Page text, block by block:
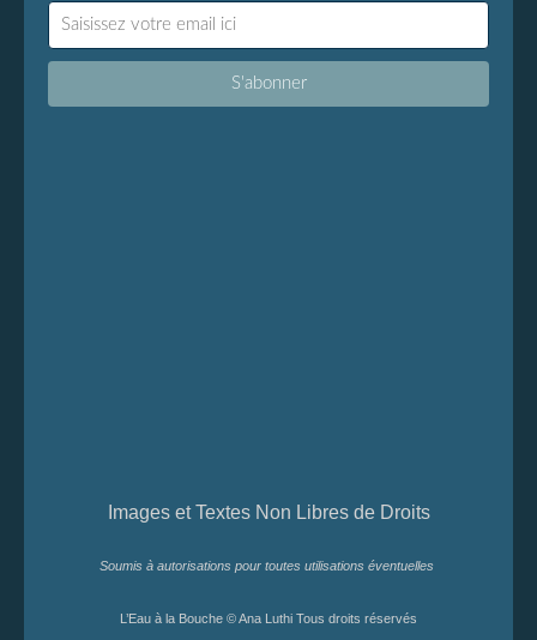
Images et Textes Non Libres de Droits
Soumis à autorisations pour toutes utilisations éventuelles
L’Eau à la Bouche © Ana Luthi Tous droits réservés